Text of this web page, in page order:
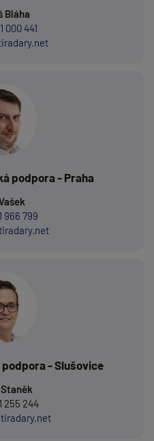
Bláha
000 441
podpora - Praha
966 799
- Slušovice
255 244